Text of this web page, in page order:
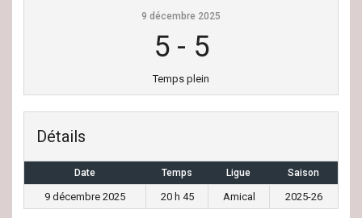
9 décembre 2025
5- 5
Temps plein
Détails
Date Temps Ligue Saison
9 décembre 2025 20 h 45 Amical 2025-26